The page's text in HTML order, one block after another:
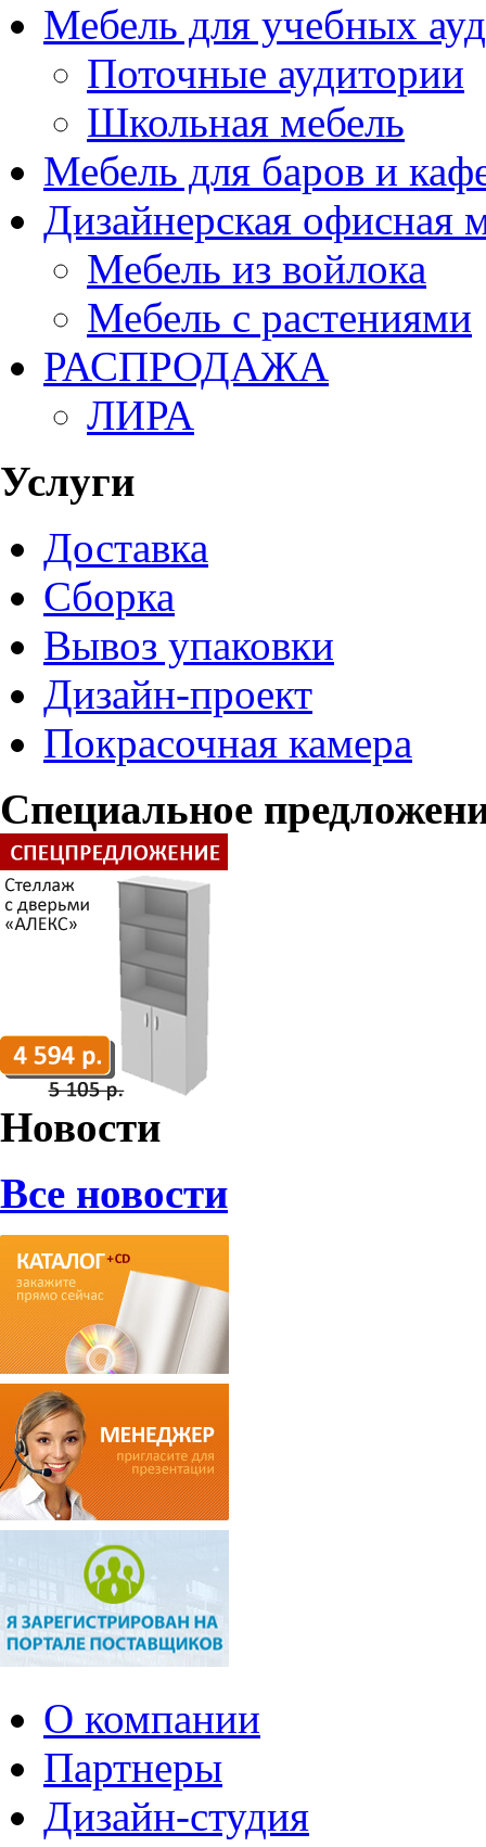
Мебель для учебных
Поточные аудитории
Школьная мебель
Мебель для баров и
Дизайнерская офисная
Мебель из войлока
Мебель с растениями
РАСПРОДАЖА
ЛИРА
Услуги
Доставка
Сборка
Вывоз упаковки
Дизайн-проект
Покрасочная камера
Специальное
Новости
Все новости
О компании
Партнеры
Дизайн-студия